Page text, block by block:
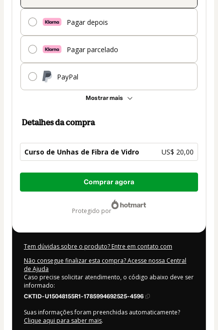
Pagar depois
Pagar parcelado
PayPal
Mostrar mais
Detalhes da compra
Curso de Unhas de Fibra de Vidro US$ 20,00
Total
Comprar agora
protegido por
Tem dúvidas sobre o produto? Entre em contato com
Não consegue finalizar esta compra? Acesse nossa Central
de Ajuda
Caso precise solicitar atendimento, o código abaixo deve ser
informado:
CKTID-U15048155R1-1785994692525-4596
Suas informações foram preenchidas automaticamente?
Clique aqui para saber mais.